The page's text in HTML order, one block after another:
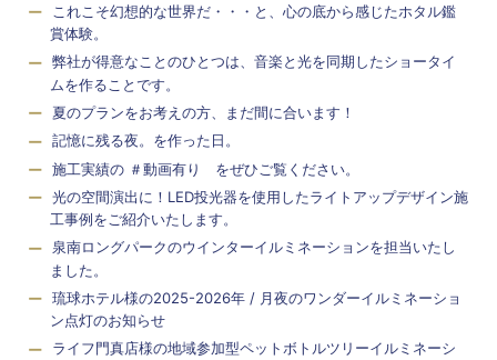
これこそ幻想的な世界だ・・・と、心の底から感じたホタル鑑
賞体験。
弊社が得意なことのひとつは、音楽と光を同期したショータイ
ムを作ることです。
夏のプランをお考えの方、まだ間に合います！
記憶に残る夜。を作った日。
施工実績の ＃動画有り をぜひご覧ください。
光の空間演出に！LED投光器を使用したライトアップデザイン施
工事例をご紹介いたします。
泉南ロングパークのウインターイルミネーションを担当いたし
ました。
琉球ホテル様の2025-2026年 / 月夜のワンダーイルミネーショ
ン点灯のお知らせ
ライフ門真店様の地域参加型ペットボトルツリーイルミネーシ